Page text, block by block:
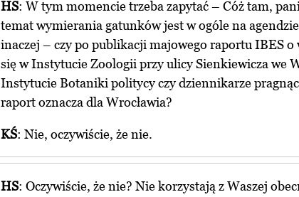
HS: W tym momencie trzeba zapytać – Cóż tam,
temat wymierania gatunków jest w ogóle na
inaczej – czy po publikacji majowego raportu IBES
się w Instytucie Zoologii przy ulicy Sienkiewicza we
Instytucie Botaniki politycy czy dziennikarze
raport oznacza dla Wrocławia?
KŚ: Nie, oczywiście, że nie.
HS: Oczywiście, że nie? Nie korzystają z Waszej